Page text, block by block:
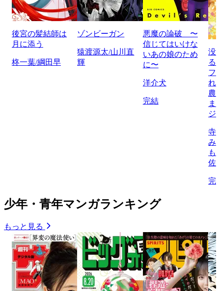
後宮の髪結師は
月に添う
柊一葉/綱田早
ゾンビーガン
猿渡源太/山川直
輝
悪魔の論破 〜
信じてはいけな
いあの娘のため
に〜
洋介犬
完結
没
る
フ
れ
農
ま
ジ
寺
み
も
佐
完
少年・青年マンガランキング
もっと見る